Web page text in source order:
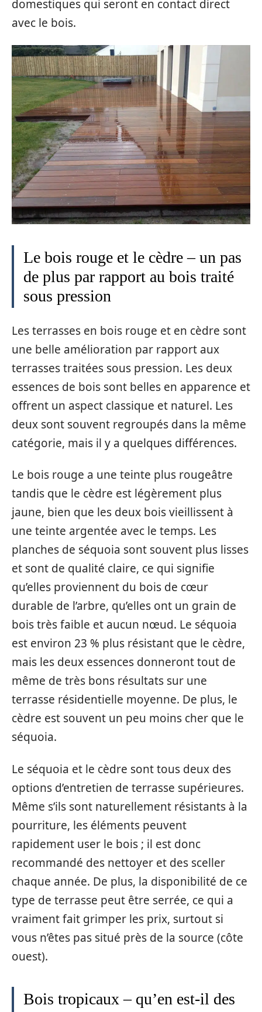
domestiques qui seront en contact direct
avec le bois.
Le bois rouge et le cèdre – un pas
de plus par rapport au bois traité
sous pression
Les terrasses en bois rouge et en cèdre sont
une belle amélioration par rapport aux
terrasses traitées sous pression. Les deux
essences de bois sont belles en apparence et
offrent un aspect classique et naturel. Les
deux sont souvent regroupés dans la même
catégorie, mais il y a quelques différences.
Le bois rouge a une teinte plus rougeâtre
tandis que le cèdre est légèrement plus
jaune, bien que les deux bois vieillissent à
une teinte argentée avec le temps. Les
planches de séquoia sont souvent plus lisses
et sont de qualité claire, ce qui signifie
qu’elles proviennent du bois de cœur
durable de l’arbre, qu’elles ont un grain de
bois très faible et aucun nœud. Le séquoia
est environ 23 % plus résistant que le cèdre,
mais les deux essences donneront tout de
même de très bons résultats sur une
terrasse résidentielle moyenne. De plus, le
cèdre est souvent un peu moins cher que le
séquoia.
Le séquoia et le cèdre sont tous deux des
options d’entretien de terrasse supérieures.
Même s’ils sont naturellement résistants à la
pourriture, les éléments peuvent
rapidement user le bois ; il est donc
recommandé des nettoyer et des sceller
chaque année. De plus, la disponibilité de ce
type de terrasse peut être serrée, ce qui a
vraiment fait grimper les prix, surtout si
vous n’êtes pas situé près de la source (côte
ouest).
Bois tropicaux – qu’en est-il des